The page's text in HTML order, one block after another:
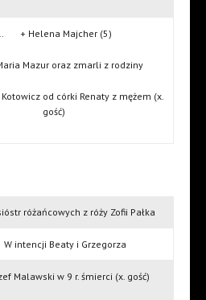
+ Helena Majcher (5)
Mazur oraz zmarli z rodziny
od córki Renaty z mężem (x.
gość)
różańcowych z róży Zofii Pałka
intencji Beaty i Grzegorza
Malawski w 9 r. śmierci (x. gość)